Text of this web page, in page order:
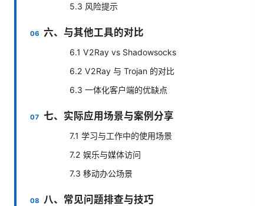
5.3 风险提示
六、与其他工具的对比
6.1 V2Ray vs Shadowsocks
6.2 V2Ray 与 Trojan 的对比
6.3 一体化客户端的优缺点
七、实际应用场景与案例分享
7.1 学习与工作中的使用场景
7.2 娱乐与媒体访问
7.3 移动办公场景
八、常见问题排查与技巧